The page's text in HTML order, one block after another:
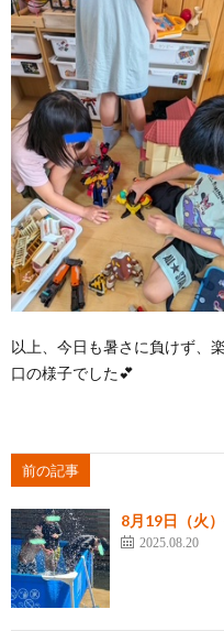
以上、今日も暑さに負けず、
口の様子でした💕
前の記事
8月19日（火
2025.08.20